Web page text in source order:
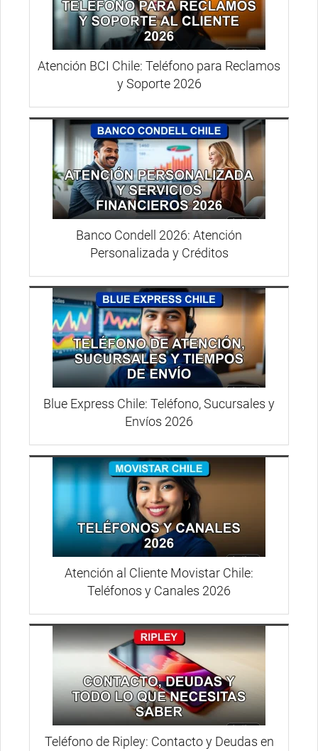
Atención BCI Chile: Teléfono para Reclamos
y Soporte 2026
Banco Condell 2026: Atención
Personalizada y Créditos
Blue Express Chile: Teléfono, Sucursales y
Envíos 2026
Atención al Cliente Movistar Chile:
Teléfonos y Canales 2026
Teléfono de Ripley: Contacto y Deudas en